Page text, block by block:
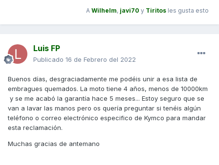
A Wilhelm, javi70 y Tiritos les gusta esto
Luis FP
Publicado 16 de Febrero del 2022
Buenos días, desgraciadamente me podéis unir a esa lista de
embragues quemados. La moto tiene 4 años, menos de 10000km
y se me acabó la garantía hace 5 meses... Estoy seguro que se
van a lavar las manos pero os quería preguntar si tenéis algún
teléfono o correo electrónico especifico de Kymco para mandar
esta reclamación.
Muchas gracias de antemano